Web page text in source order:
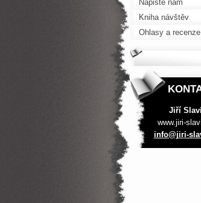
Napište nám
Kniha návštěv
Ohlasy a recenze
Jiří
www.jiri-
info@jiri-